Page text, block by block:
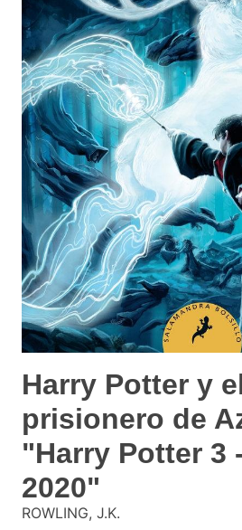
Harry Potter y
prisionero de
"Harry Potter 3
2020"
ROWLING, J.K.